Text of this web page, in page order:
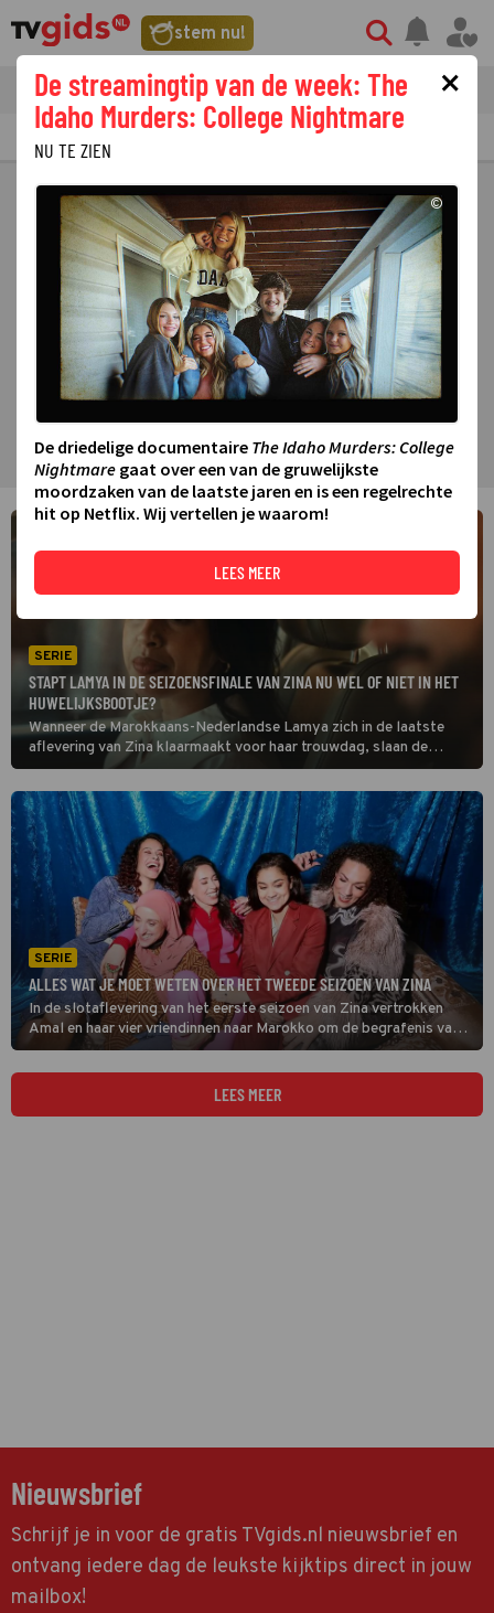
stem nu!
tvgids streaming nieuws
PRIMETIME GEMIST
SERIE
STAPT LAMYA IN DE SEIZOENSFINALE VAN ZINA NU WEL OF NIET IN HET
HUWELIJKSBOOTJE?
Wanneer de Marokkaans-Nederlandse Lamya zich in de laatste
aflevering van Zina klaarmaakt voor haar trouwdag, slaan de
twijfels toe. Misschien hadden haar vriendinnen gelijk en is Achmed
niet de geschikte man voor haar.
SERIE
ALLES WAT JE MOET WETEN OVER HET TWEEDE SEIZOEN VAN ZINA
In de slotaflevering van het eerste seizoen van Zina vertrokken
Amal en haar vier vriendinnen naar Marokko om de begrafenis van
Lamya's vader bij te wonen. In het nieuwe seizoen staan ze voor
veel andere uitdagingen.
LEES MEER
Nieuwsbrief
Schrijf je in voor de gratis TVgids.nl nieuwsbrief en
ontvang iedere dag de leukste kijktips direct in jouw
mailbox!
×
De streamingtip van de week: The
Idaho Murders: College Nightmare
NU TE ZIEN
©
De driedelige documentaire The Idaho Murders: College
Nightmare gaat over een van de gruwelijkste
moordzaken van de laatste jaren en is een regelrechte
hit op Netflix. Wij vertellen je waarom!
LEES MEER